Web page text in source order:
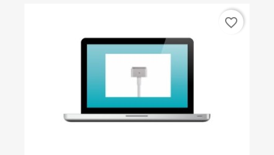
favorite_border